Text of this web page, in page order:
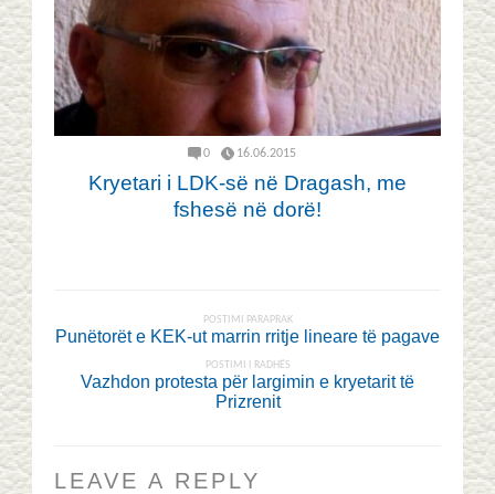
0 16.06.2015
Kryetari i LDK-së në Dragash, me
fshesë në dorë!
POSTIMI PARAPRAK
Punëtorët e KEK-ut marrin rritje lineare të pagave
POSTIMI I RADHËS
Vazhdon protesta për largimin e kryetarit të
Prizrenit
LEAVE A REPLY